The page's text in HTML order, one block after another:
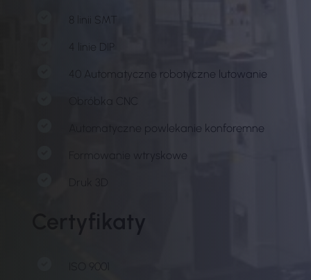
8 linii SMT
4 linie DIP
40 Automatyczne robotyczne lutowanie
Obróbka CNC
Automatyczne powlekanie konforemne
Formowanie wtryskowe
Certyfikaty